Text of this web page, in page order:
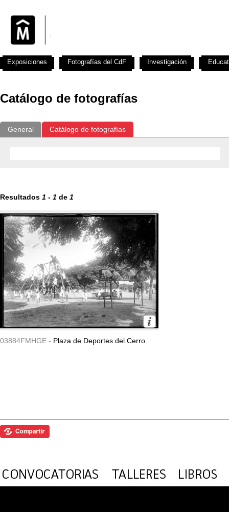
Catálogo de fotografías
General Catálogo de fotografías
Resultados 1 - 1 de 1
03884FMHGE - Plaza de Deportes del Cerro.
Exposiciones Fotografías del CdF Investigación